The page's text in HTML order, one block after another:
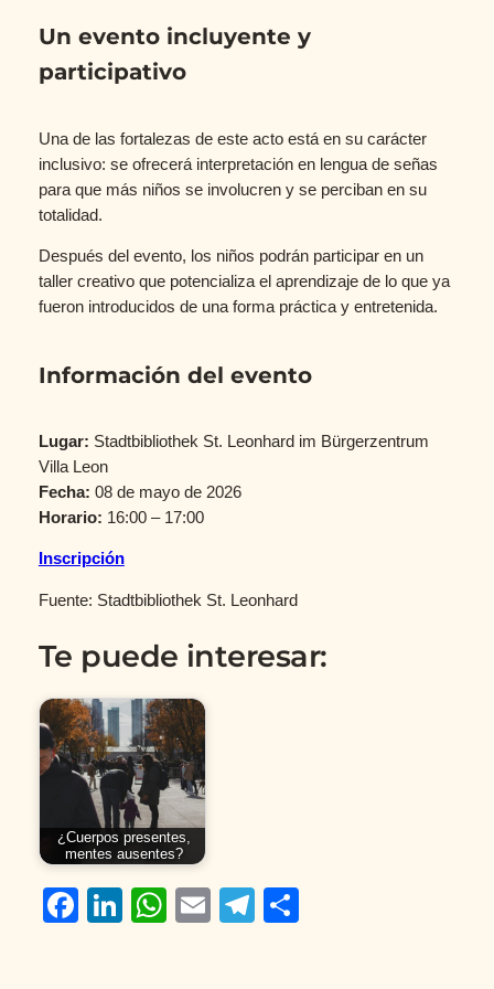
Un evento incluyente y
participativo
Una de las fortalezas de este acto está en su carácter
inclusivo: se ofrecerá interpretación en lengua de señas
para que más niños se involucren y se perciban en su
totalidad.
Después del evento, los niños podrán participar en un
taller creativo que potencializa el aprendizaje de lo que ya
fueron introducidos de una forma práctica y entretenida.
Información del evento
Lugar: Stadtbibliothek St. Leonhard im Bürgerzentrum
Villa Leon
Fecha: 08 de mayo de 2026
Horario: 16:00 – 17:00
Inscripción
Fuente: Stadtbibliothek St. Leonhard
Te puede interesar:
¿Cuerpos presentes,
mentes ausentes?
Facebook
LinkedIn
WhatsApp
EmailTelegram